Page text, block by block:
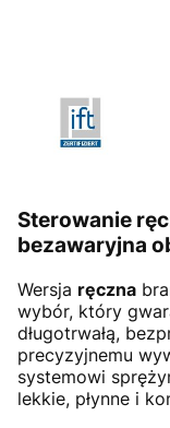
Sterowanie
bezawaryjna
Wersja ręczna
wybór, który
długotrwałą,
precyzyjnemu
systemowi
lekkie, płynne i